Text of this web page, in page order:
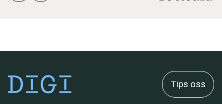
Tips oss